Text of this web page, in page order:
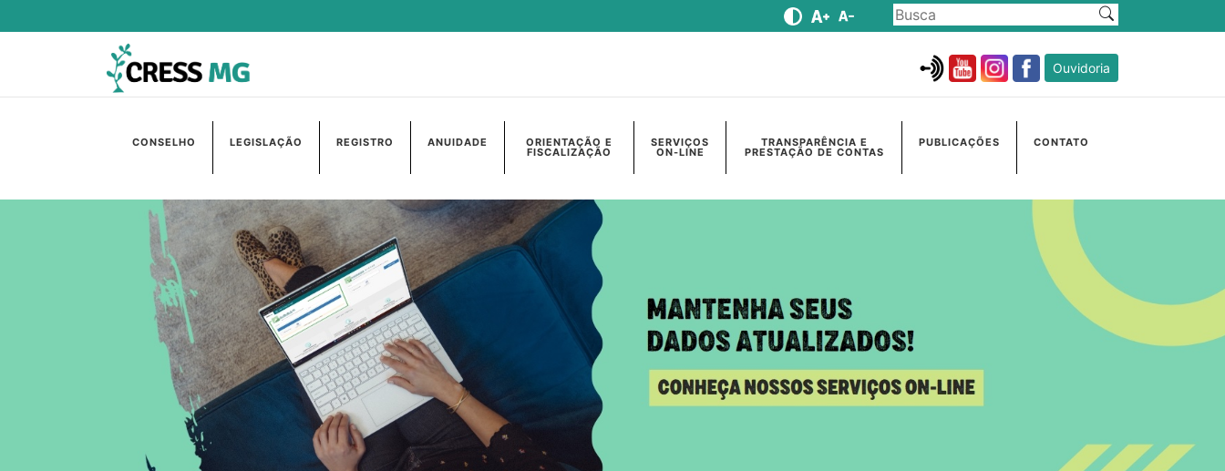
Ouvidoria
CONSELHO LEGISLAÇÃO REGISTRO ANUIDADE ORIENTAÇÃO E
FISCALIZAÇÃO
SERVIÇOS
ON-LINE
TRANSPARÊNCIA E
PRESTAÇÃO DE CONTAS
PUBLICAÇÕES CONTATO